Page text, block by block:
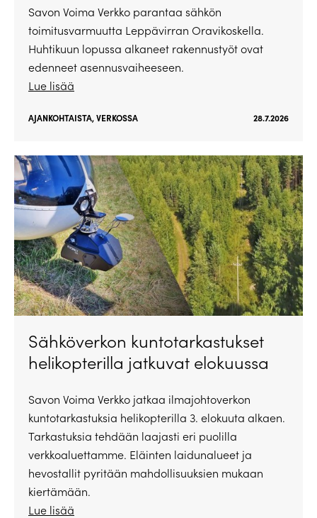
Savon Voima Verkko parantaa sähkön
toimitusvarmuutta Leppävirran Oravikoskella.
Huhtikuun lopussa alkaneet rakennustyöt ovat
edenneet asennusvaiheeseen.
Lue lisää
AJANKOHTAISTA,VERKOSSA 28.7.2026
Sähköverkon kuntotarkastukset
helikopterilla jatkuvat elokuussa
Savon Voima Verkko jatkaa ilmajohtoverkon
kuntotarkastuksia helikopterilla 3. elokuuta alkaen.
Tarkastuksia tehdään laajasti eri puolilla
verkkoaluettamme. Eläinten laidunalueet ja
hevostallit pyritään mahdollisuuksien mukaan
kiertämään.
Lue lisää